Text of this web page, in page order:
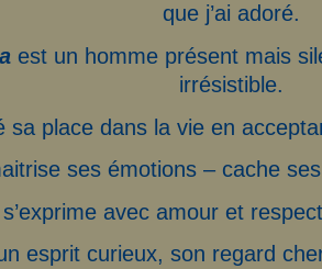
que j’ai adoré.
est un homme présent mais
irrésistible.
sa place dans la vie en
ses émotions – cache
avec amour et
esprit curieux, son regard